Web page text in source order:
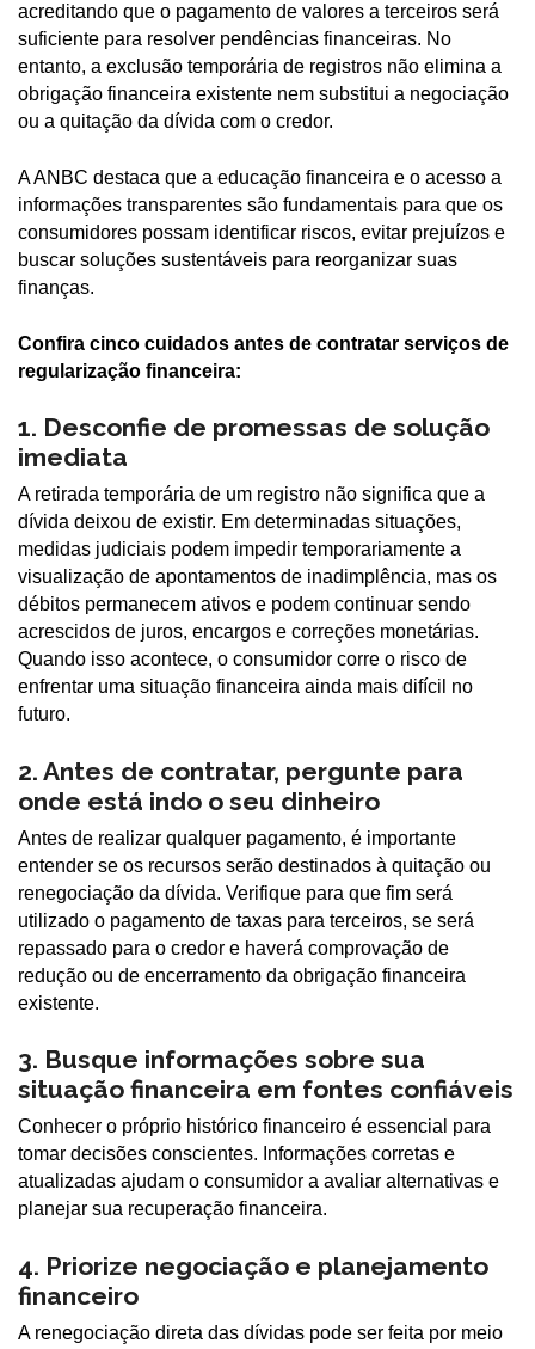
acreditando que o pagamento de valores a terceiros será
suficiente para resolver pendências financeiras. No
entanto, a exclusão temporária de registros não elimina a
obrigação financeira existente nem substitui a negociação
ou a quitação da dívida com o credor.
A ANBC destaca que a educação financeira e o acesso a
informações transparentes são fundamentais para que os
consumidores possam identificar riscos, evitar prejuízos e
buscar soluções sustentáveis para reorganizar suas
finanças.
Confira cinco cuidados antes de contratar serviços de
regularização financeira:
1. Desconfie de promessas de solução
imediata
A retirada temporária de um registro não significa que a
dívida deixou de existir. Em determinadas situações,
medidas judiciais podem impedir temporariamente a
visualização de apontamentos de inadimplência, mas os
débitos permanecem ativos e podem continuar sendo
acrescidos de juros, encargos e correções monetárias.
Quando isso acontece, o consumidor corre o risco de
enfrentar uma situação financeira ainda mais difícil no
futuro.
2. Antes de contratar, pergunte para
onde está indo o seu dinheiro
Antes de realizar qualquer pagamento, é importante
entender se os recursos serão destinados à quitação ou
renegociação da dívida. Verifique para que fim será
utilizado o pagamento de taxas para terceiros, se será
repassado para o credor e haverá comprovação de
redução ou de encerramento da obrigação financeira
existente.
3. Busque informações sobre sua
situação financeira em fontes confiáveis
Conhecer o próprio histórico financeiro é essencial para
tomar decisões conscientes. Informações corretas e
atualizadas ajudam o consumidor a avaliar alternativas e
planejar sua recuperação financeira.
4. Priorize negociação e planejamento
financeiro
A renegociação direta das dívidas pode ser feita por meio